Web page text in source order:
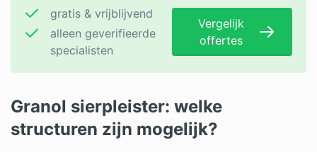
gratis & vrijblijvend
alleen geverifieerde
specialisten
Vergelijk
offertes
Granol sierpleister: welke
structuren zijn mogelijk?